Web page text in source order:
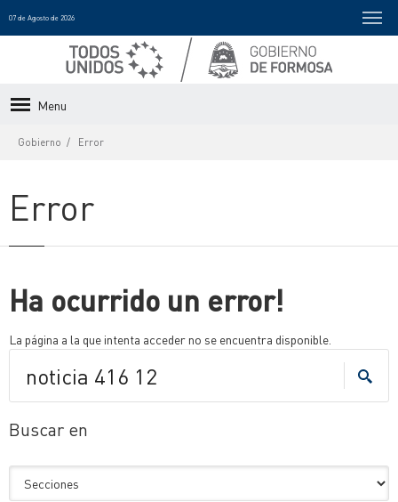
07 de Agosto de 2026
Menu
Gobierno Error
Error
Ha ocurrido un error!
La página a la que intenta acceder no se encuentra disponible.
Buscar en